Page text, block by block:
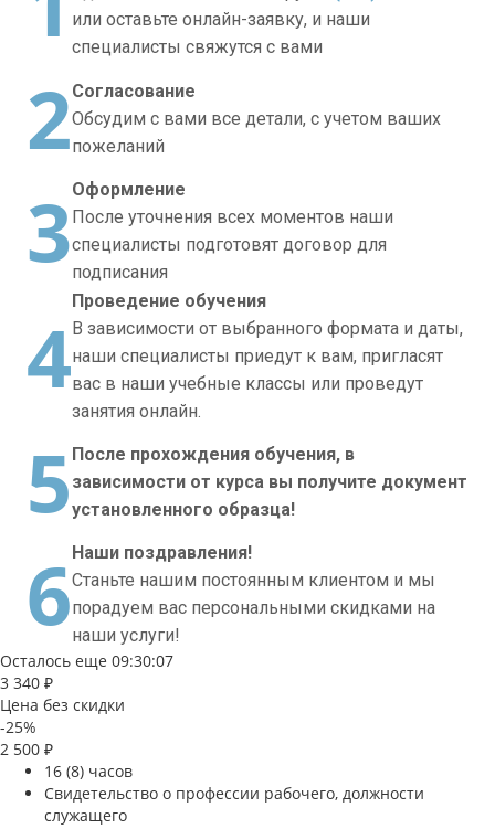
или оставьте онлайн-заявку, и наши
специалисты свяжутся с вами
2Согласование
Обсудим с вами все детали, с учетом ваших
пожеланий
3Оформление
После уточнения всех моментов наши
специалисты подготовят договор для
подписания
4
Проведение обучения
В зависимости от выбранного формата и даты,
наши специалисты приедут к вам, пригласят
вас в наши учебные классы или проведут
занятия онлайн.
5 После прохождения обучения, в
зависимости от курса вы получите документ
установленного образца!
6 Наши поздравления!
Станьте нашим постоянным клиентом и мы
порадуем вас персональными скидками на
наши услуги!
Осталось еще 09:30:07
3 340 ₽
Цена без скидки
-25%
2 500 ₽
16 (8) часов
Свидетельство о профессии рабочего, должности
служащего